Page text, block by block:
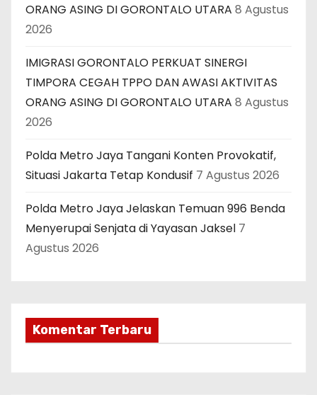
ORANG ASING DI GORONTALO UTARA 8 Agustus
2026
IMIGRASI GORONTALO PERKUAT SINERGI
TIMPORA CEGAH TPPO DAN AWASI AKTIVITAS
ORANG ASING DI GORONTALO UTARA 8 Agustus
2026
Polda Metro Jaya Tangani Konten Provokatif,
Situasi Jakarta Tetap Kondusif 7 Agustus 2026
Polda Metro Jaya Jelaskan Temuan 996 Benda
Menyerupai Senjata di Yayasan Jaksel 7
Agustus 2026
Komentar Terbaru